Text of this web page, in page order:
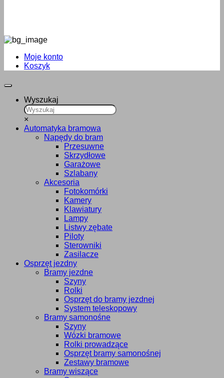
Moje konto
Koszyk
Wyszukaj
×
Automatyka bramowa
Napędy do bram
Przesuwne
Skrzydłowe
Garażowe
Szlabany
Akcesoria
Fotokomórki
Kamery
Klawiatury
Lampy
Listwy zębate
Piloty
Sterowniki
Zasilacze
Osprzęt jezdny
Bramy jezdne
Szyny
Rolki
Osprzęt do bramy jezdnej
System teleskopowy
Bramy samonośne
Szyny
Wózki bramowe
Rolki prowadzące
Osprzęt bramy samonośnej
Zestawy bramowe
Bramy wiszące